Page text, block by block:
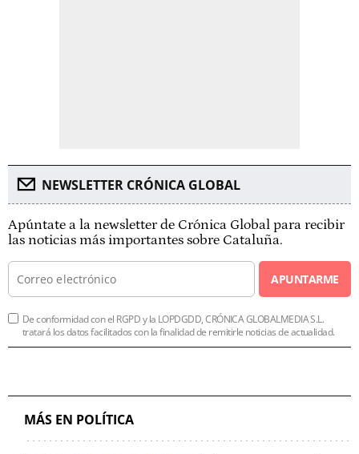
NEWSLETTER CRÓNICA GLOBAL
Apúntate a la newsletter de Crónica Global para recibir
las noticias más importantes sobre Cataluña.
APUNTARME
De conformidad con el RGPD y la LOPDGDD, CRÓNICA GLOBALMEDIA S.L.
tratará los datos facilitados con la finalidad de remitirle noticias de actualidad.
MÁS EN POLÍTICA